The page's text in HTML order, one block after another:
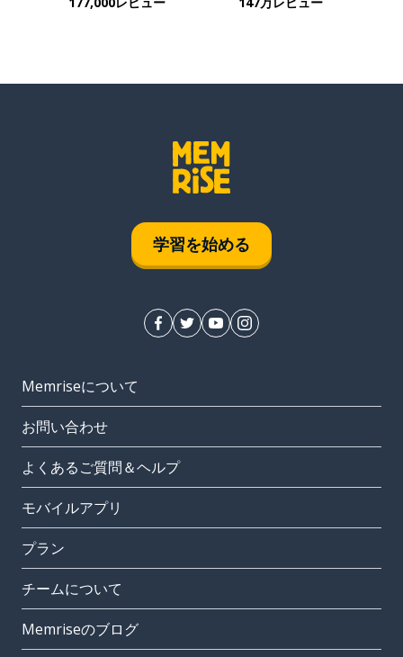
学習を始める
Memriseについて
お問い合わせ
よくあるご質問＆ヘルプ
モバイルアプリ
プラン
チームについて
Memriseのブログ